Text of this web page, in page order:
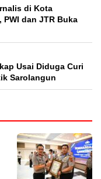
di Kota
dan JTR Buka
Usai Diduga Curi
Sarolangun